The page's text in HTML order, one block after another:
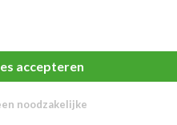
accepteren
noodzakelijke